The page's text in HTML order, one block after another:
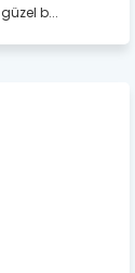
b...